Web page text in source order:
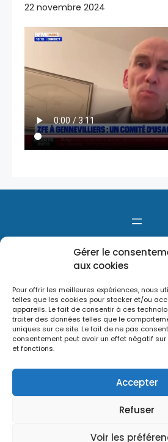
Gérer le
aux cookies
Pour offrir les meilleures expériences, nous
telles que les cookies pour stocker et/ou
appareils. Le fait de consentir à ces
traiter des données telles que le
uniques sur ce site. Le fait de ne pas
consentement peut avoir un effet négatif
et fonctions.
Accepter
Refuser
Voir les
22 novembre 2024